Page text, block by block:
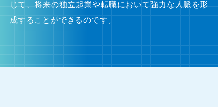
じて、将来の独立起業や転職において強力な人脈を形
成することができるのです。